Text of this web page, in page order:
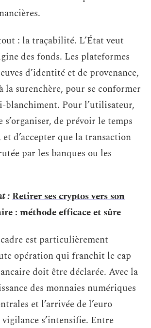
: la traçabilité. L’État veut
des fonds. Les plateformes
d’identité et de provenance,
la surenchère, pour se conformer
blanchiment. Pour l’utilisateur,
s’organiser, de prévoir le temps
d’accepter que la transaction
par les banques ou les
:Retirer ses cryptos vers son
: méthode efficace et sûre
est particulièrement
opération qui franchit le cap
doit être déclarée. Avec la
des monnaies numériques
et l’arrivée de l’euro
s’intensifie. Entre